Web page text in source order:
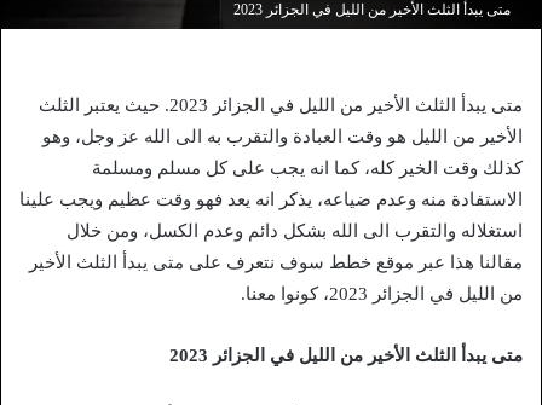
متى يبدأ الثلث الأخير من الليل في الجزائر 2023
متى يبدأ الثلث الأخير من الليل في الجزائر 2023. حيث يعتبر الثلث
الأخير من الليل هو وقت العبادة والتقرب به الى الله عز وجل، وهو
كذلك وقت الخير كله، كما انه يجب على كل مسلم ومسلمة
الاستفادة منه وعدم ضياعه، يذكر انه يعد فهو وقت عظيم ويجب علينا
استغلاله والتقرب الى الله بشكل دائم وعدم الكسل، ومن خلال
مقالنا هذا عبر موقع خطط سوف نتعرف على متى يبدأ الثلث الأخير
من الليل في الجزائر 2023، كونوا معنا.
متى يبدأ الثلث الأخير من الليل في الجزائر 2023